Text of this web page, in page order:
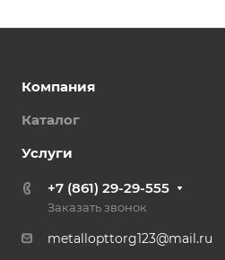
Компания
Каталог
Услуги
+7 (861) 29-29-555
Заказать звонок
metallopttorg123@mail.ru